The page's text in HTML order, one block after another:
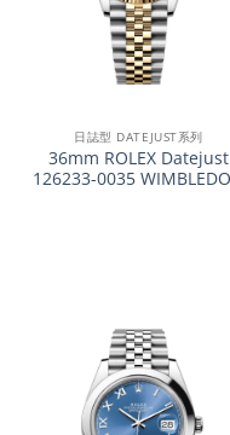
日誌型 DATEJUST系列
36mm ROLEX Datejust
126233-0035